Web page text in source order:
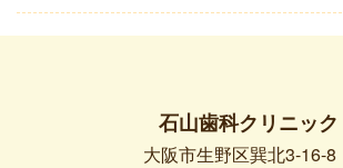
石山歯科クリニック
大阪市生野区巽北3-16-8